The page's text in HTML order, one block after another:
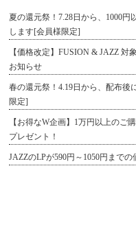
夏の還元祭！7.28日から、1000
します[会員様限定]
【価格改定】FUSION & JAZZ 対
お知らせ
春の還元祭！4.19日から、配布後
限定]
【お得なW企画】1万円以上のご
プレゼント！
JAZZのLPが590円～1050円まで